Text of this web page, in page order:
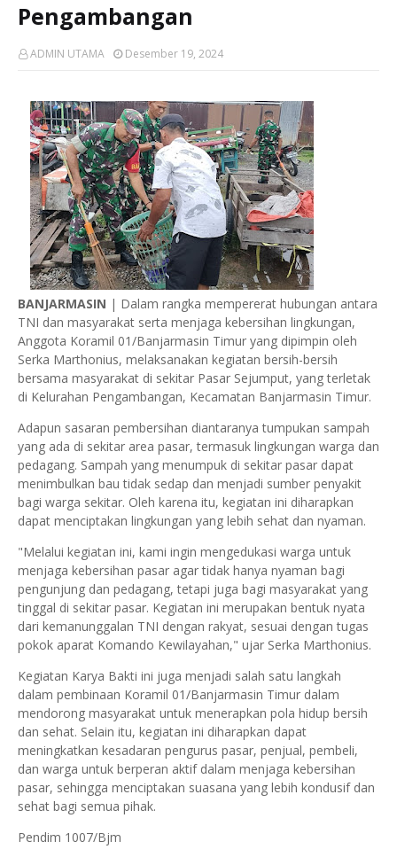
Pengambangan
ADMIN UTAMA Desember 19, 2024
BANJARMASIN | Dalam rangka mempererat hubungan antara
TNI dan masyarakat serta menjaga kebersihan lingkungan,
Anggota Koramil 01/Banjarmasin Timur yang dipimpin oleh
Serka Marthonius, melaksanakan kegiatan bersih-bersih
bersama masyarakat di sekitar Pasar Sejumput, yang terletak
di Kelurahan Pengambangan, Kecamatan Banjarmasin Timur.
Adapun sasaran pembersihan diantaranya tumpukan sampah
yang ada di sekitar area pasar, termasuk lingkungan warga dan
pedagang. Sampah yang menumpuk di sekitar pasar dapat
menimbulkan bau tidak sedap dan menjadi sumber penyakit
bagi warga sekitar. Oleh karena itu, kegiatan ini diharapkan
dapat menciptakan lingkungan yang lebih sehat dan nyaman.
"Melalui kegiatan ini, kami ingin mengedukasi warga untuk
menjaga kebersihan pasar agar tidak hanya nyaman bagi
pengunjung dan pedagang, tetapi juga bagi masyarakat yang
tinggal di sekitar pasar. Kegiatan ini merupakan bentuk nyata
dari kemanunggalan TNI dengan rakyat, sesuai dengan tugas
pokok aparat Komando Kewilayahan," ujar Serka Marthonius.
Kegiatan Karya Bakti ini juga menjadi salah satu langkah
dalam pembinaan Koramil 01/Banjarmasin Timur dalam
mendorong masyarakat untuk menerapkan pola hidup bersih
dan sehat. Selain itu, kegiatan ini diharapkan dapat
meningkatkan kesadaran pengurus pasar, penjual, pembeli,
dan warga untuk berperan aktif dalam menjaga kebersihan
pasar, sehingga menciptakan suasana yang lebih kondusif dan
sehat bagi semua pihak.
Pendim 1007/Bjm